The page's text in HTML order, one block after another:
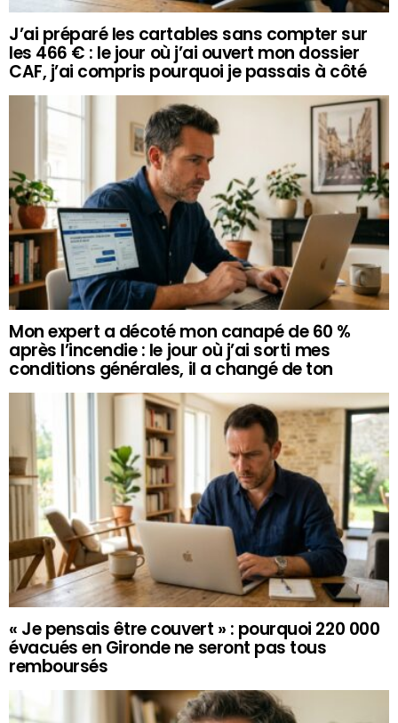
J’ai préparé les cartables sans compter sur
les 466 € : le jour où j’ai ouvert mon dossier
CAF, j’ai compris pourquoi je passais à côté
Mon expert a décoté mon canapé de 60 %
après l’incendie : le jour où j’ai sorti mes
conditions générales, il a changé de ton
« Je pensais être couvert » : pourquoi 220 000
évacués en Gironde ne seront pas tous
remboursés